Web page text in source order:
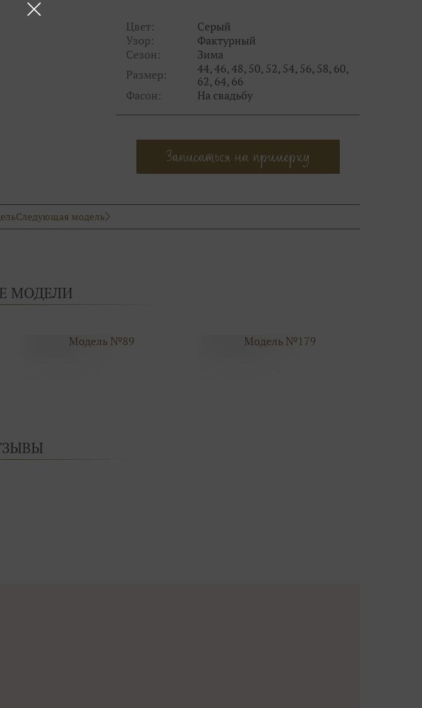
Цвет:
Серый
Узор:
Фактурный
Сезон:
Зима
Размер:
44, 46, 48, 50, 52, 54, 56, 58, 60,
62, 64, 66
Фасон:
На свадьбу
Записаться на примерку
Следующая модель
МОДЕЛИ
Модель №89 Модель №179